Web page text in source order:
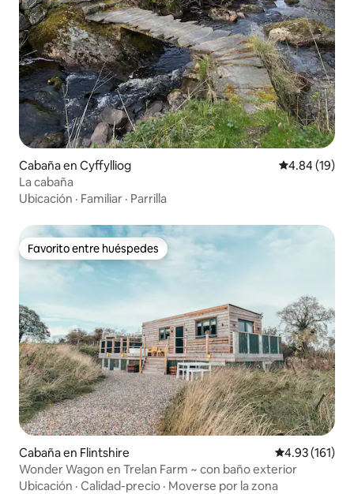
Cabaña en Cyffylliog Calificación
4.84 (19)
La cabaña
Ubicación · Familiar · Parrilla
Favorito entre huéspedes
Favorito entre huéspedes
Cabaña en Flintshire Calificación
4.93 (161)
Wonder Wagon en Trelan Farm ~ con baño exterior
Ubicación · Calidad-precio · Moverse por la zona